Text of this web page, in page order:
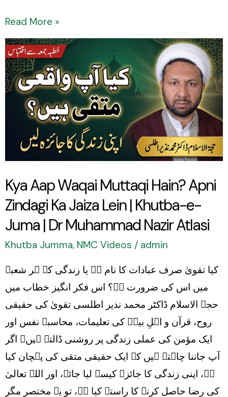
Read More »
Kya Aap Waqai Muttaqi Hain? Apni
Zindagi Ka Jaiza Lein | Khutba-e-
Juma | Dr Muhammad Nazir Atlasi
Khutba Jumma, NMC Videos / admin
کیا تقویٰ صرف عبادات کا نام ہے یا زندگی کے ہر شعبے
میں اس کی ضرورت ہے؟ اس فکر انگیز خطاب میں
حجۃ الاسلام ڈاکٹر محمد نذیر اطلسی تقویٰ کی حقیقی
روح، قرآن و اہلِ بیتؑ کی تعلیمات، محاسبۂ نفس اور
ایک مؤمن کی عملی زندگی پر روشنی ڈالتے ہیں۔ اگر
آپ جاننا چاہتے ہیں کہ ایک حقیقی متقی کی پہچان کیا
ہے، اپنی زندگی کا جائزہ کیسے لیا جائے، اور اللہ تعالیٰ
کی رضا حاصل کرنے کا راستہ کیا ہے، تو یہ مختصر مگر
Kya
Aap
Waqai
Muttaqi
Hain?
Zindagi
Jaiza
Lein
Juma
|
Dr
Muhammad
Nazir
Atlasi